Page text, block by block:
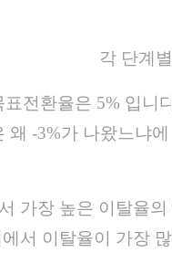
각 단계
전환율은 5% 입
왜 -3%가 나왔느냐
가장 높은 이탈율
서 이탈율이 가장